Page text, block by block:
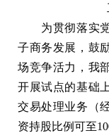
为贯彻落实党
子商务发展，鼓
场竞争活力，我
开展试点的基础
交易处理业务（
资持股比例可至